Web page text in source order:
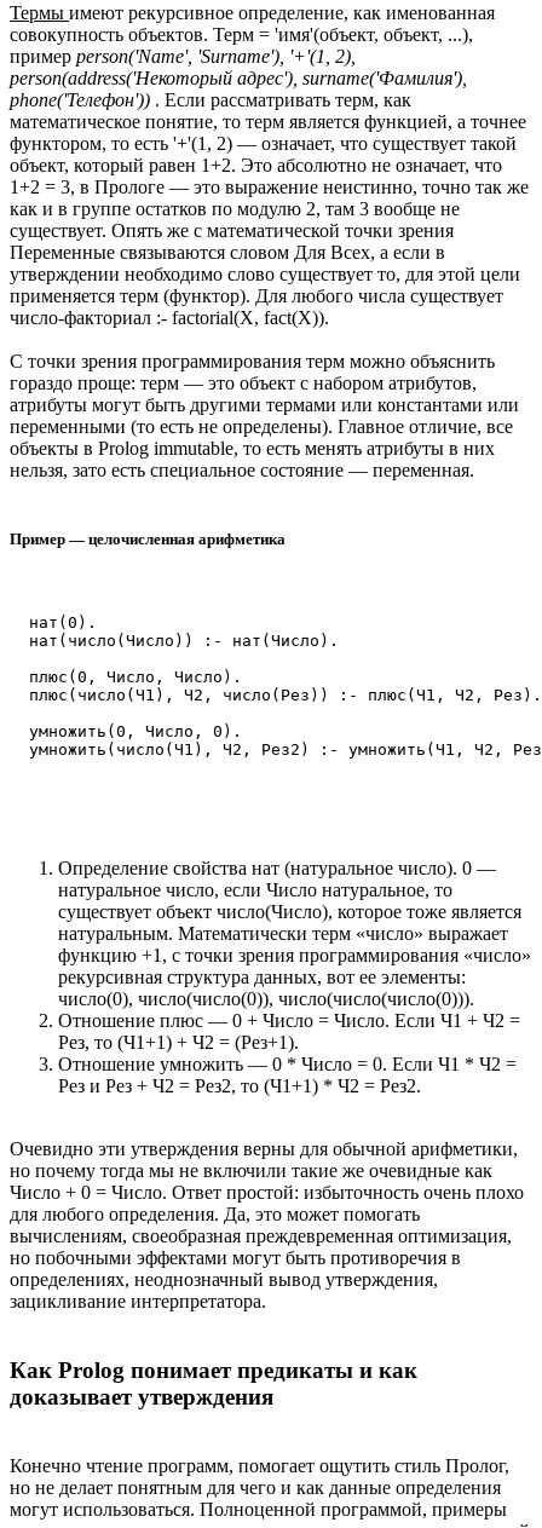
Термы имеют рекурсивное определение, как именованная
совокупность объектов. Терм = 'имя'(объект, объект, ...),
пример person('Name', 'Surname'), '+'(1, 2),
person(address('Некоторый адрес'), surname('Фамилия'),
phone('Телефон')) . Если рассматривать терм, как
математическое понятие, то терм является функцией, а точнее
функтором, то есть '+'(1, 2) — означает, что существует такой
объект, который равен 1+2. Это абсолютно не означает, что
1+2 = 3, в Прологе — это выражение неистинно, точно так же
как и в группе остатков по модулю 2, там 3 вообще не
существует. Опять же с математической точки зрения
Переменные связываются словом Для Всех, а если в
утверждении необходимо слово существует то, для этой цели
применяется терм (функтор). Для любого числа существует
число-факториал :- factorial(X, fact(X)).
С точки зрения программирования терм можно объяснить
гораздо проще: терм — это объект с набором атрибутов,
атрибуты могут быть другими термами или константами или
переменными (то есть не определены). Главное отличие, все
объекты в Prolog immutable, то есть менять атрибуты в них
нельзя, зато есть специальное состояние — переменная.
Пример — целочисленная арифметика
  нат(0).
  нат(число(Число)) :- нат(Число).
  плюс(0, Число, Число).
  плюс(число(Ч1), Ч2, число(Рез)) :- плюс(Ч1, Ч2, Рез).
  умножить(0, Число, 0).
Определение свойства нат (натуральное число). 0 —
натуральное число, если Число натуральное, то
существует объект число(Число), которое тоже является
натуральным. Математически терм «число» выражает
функцию +1, с точки зрения программирования «число»
рекурсивная структура данных, вот ее элементы:
число(0), число(число(0)), число(число(число(0))).
Отношение плюс — 0 + Число = Число. Если Ч1 + Ч2 =
Рез, то (Ч1+1) + Ч2 = (Рез+1).
Отношение умножить — 0 * Число = 0. Если Ч1 * Ч2 =
Рез и Рез + Ч2 = Рез2, то (Ч1+1) * Ч2 = Рез2.
Очевидно эти утверждения верны для обычной арифметики,
но почему тогда мы не включили такие же очевидные как
Число + 0 = Число. Ответ простой: избыточность очень плохо
для любого определения. Да, это может помогать
вычислениям, своеобразная преждевременная оптимизация,
но побочными эффектами могут быть противоречия в
определениях, неоднозначный вывод утверждения,
зацикливание интерпретатора.
Как Prolog понимает предикаты и как
доказывает утверждения
Конечно чтение программ, помогает ощутить стиль Пролог,
но не делает понятным для чего и как данные определения
могут использоваться. Полноценной программой, примеры